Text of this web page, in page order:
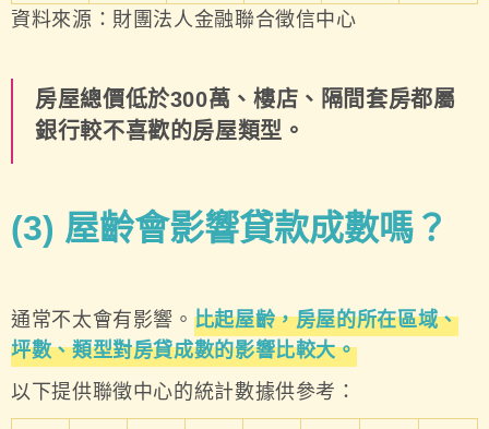
資料來源：財團法人金融聯合徵信中心
房屋總價低於300萬、樓店、隔間套房都屬
銀行較不喜歡的房屋類型。
(3) 屋齡會影響貸款成數嗎？
通常不太會有影響。 比起屋齡，房屋的所在區域、
坪數、類型對房貸成數的影響比較大。
以下提供聯徵中心的統計數據供參考：